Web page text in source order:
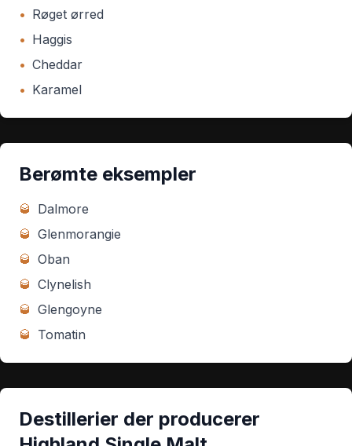
• Røget ørred
• Haggis
• Cheddar
• Karamel
Berømte eksempler
🥃 Dalmore
🥃 Glenmorangie
🥃 Oban
🥃 Clynelish
🥃 Glengoyne
🥃 Tomatin
Destillerier der producerer